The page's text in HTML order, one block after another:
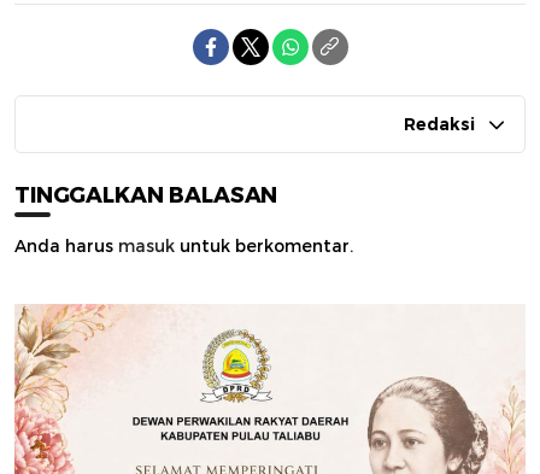
Redaksi
TINGGALKAN BALASAN
Anda harus masuk untuk berkomentar.